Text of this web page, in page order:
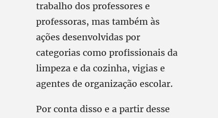
trabalho dos professores e
professoras, mas também às
ações desenvolvidas por
categorias como profissionais da
limpeza e da cozinha, vigias e
agentes de organização escolar.
Por conta disso e a partir desse